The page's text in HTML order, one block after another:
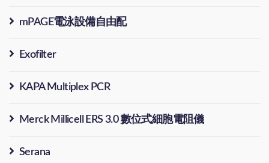
mPAGE電泳設備自由配
Exofilter
KAPA Multiplex PCR
Merck Millicell ERS 3.0 數位式細胞電阻儀
Serana